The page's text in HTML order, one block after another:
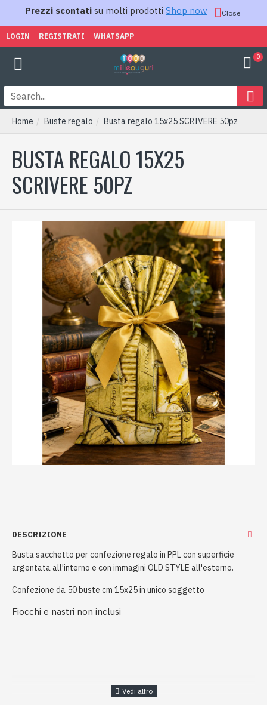
Prezzi scontati su molti prodotti Shop now Close
LOGIN REGISTRATI WHATSAPP
0
Home Buste regalo Busta regalo 15x25 SCRIVERE 50pz
BUSTA REGALO 15X25
SCRIVERE 50PZ
DESCRIZIONE
Busta sacchetto per confezione regalo in PPL con superficie
argentata all'interno e con immagini OLD STYLE all'esterno.
Confezione da 50 buste cm 15x25 in unico soggetto
Fiocchi e nastri non inclusi